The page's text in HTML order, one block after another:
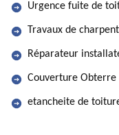
Urgence fuite de
Travaux de
Réparateur
Couverture Obterre
etancheite de